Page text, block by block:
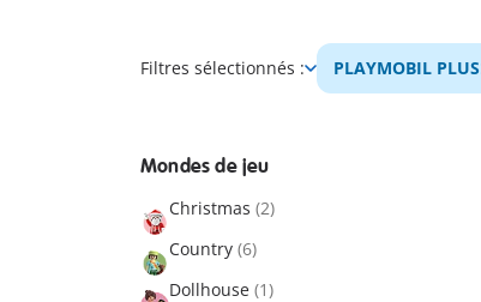
Filtres sélectionnés : PLAYMOBIL PLUS
Mondes de jeu
Christmas (2)
Country (6)
Dollhouse (1)